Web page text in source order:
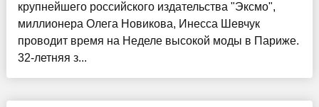
крупнейшего российского издательства "Эксмо",
миллионера Олега Новикова, Инесса Шевчук
проводит время на Неделе высокой моды в Париже.
32-летняя з...